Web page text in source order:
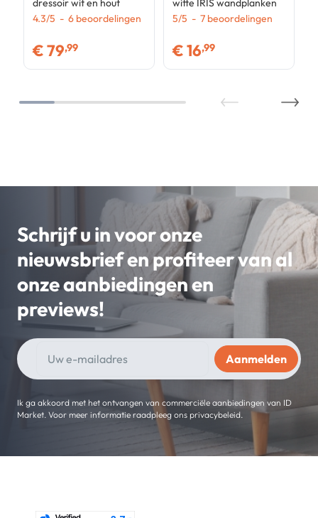
dressoir wit en hout
4.3/5 - 6 beoordelingen
€79,99
witte IRIS wandplanken
5/5 - 7 beoordelingen
€16,99
Schrijf u in voor onze
nieuwsbrief en profiteer van al
onze aanbiedingen en
previews!
Ik ga akkoord met het ontvangen van commerciële aanbiedingen van ID
Market. Voor meer informatie raadpleeg ons privacybeleid.